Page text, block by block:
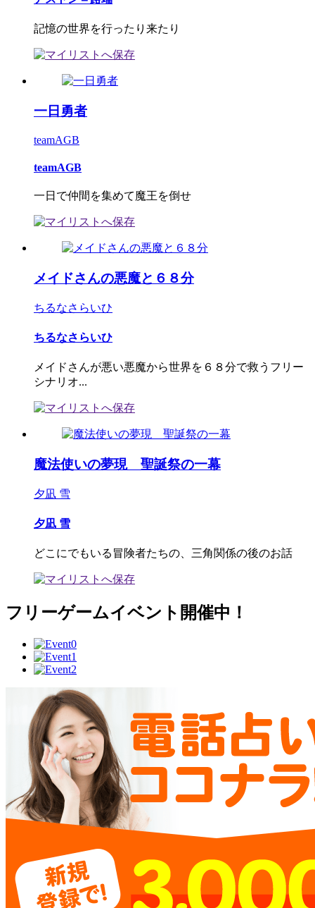
記憶の世界を行ったり来たり
一日勇者
teamAGB
teamAGB
一日で仲間を集めて魔王を倒せ
メイドさんの悪魔と６８分
ちるなさらいひ
ちるなさらいひ
メイドさんが悪い悪魔から世界を６８分で救うフリー
シナリオ...
魔法使いの夢現 聖誕祭の一幕
夕凪 雪
夕凪 雪
どこにでもいる冒険者たちの、三角関係の後のお話
フリーゲームイベント開催中！